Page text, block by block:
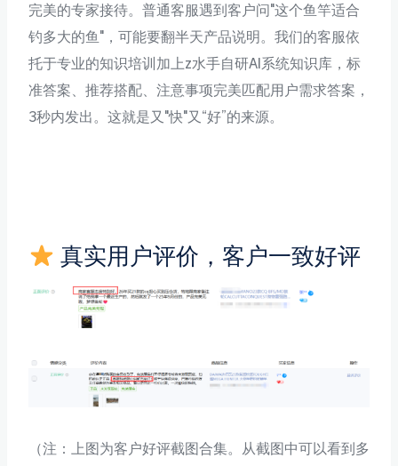
完美的专家接待。普通客服遇到客户问"这个鱼竿适合
钓多大的鱼"，可能要翻半天产品说明。我们的客服依
托于专业的知识培训加上z水手自研AI系统知识库，标
准答案、推荐搭配、注意事项完美匹配用户需求答案，
3秒内发出。这就是又"快"又“好”的来源。
真实用户评价，客户一致好评
（注：上图为客户好评截图合集。从截图中可以看到多